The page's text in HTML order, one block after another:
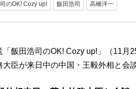
のOK! Cozy up! 飯田浩司 高橋洋一
「飯田浩司のOK! Cozy up!」（11月
臣が来日中の中国・王毅外相と会